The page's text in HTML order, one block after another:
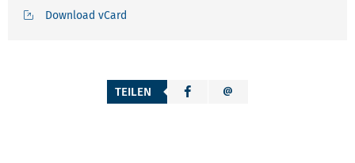
Download vCard
TEILEN